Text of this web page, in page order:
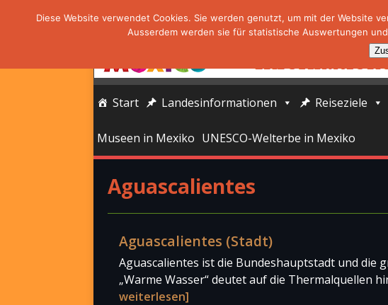
Start Landesinformationen Reiseziele
Museen in Mexiko UNESCO-Welterbe in Mexiko
Aguascalientes
Aguascalientes (Stadt)
Aguascalientes ist die Bundeshauptstadt und die
„Warme Wasser“ deutet auf die Thermalquellen
weiterlesen]
Diese Website verwendet Cookies. Sie werden genutzt, um mit der Website
Ausserdem werden sie für statistische Auswertungen